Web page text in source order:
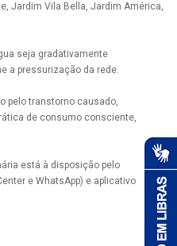
Jardim Vila Bella, Jardim América,
seja gradativamente
a pressurização da rede.
pelo transtorno causado,
de consumo consciente,
está à disposição pelo
e WhatsApp) e aplicativo